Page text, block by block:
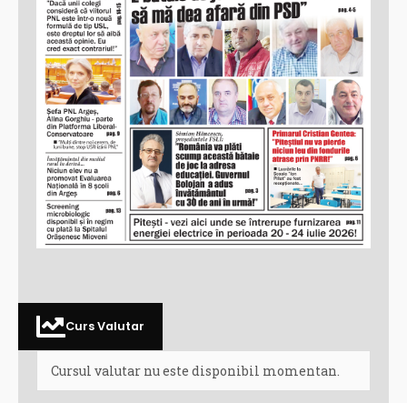
Curs Valutar
Cursul valutar nu este disponibil momentan.